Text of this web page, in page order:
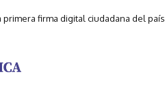
primera firma digital ciudadana del país